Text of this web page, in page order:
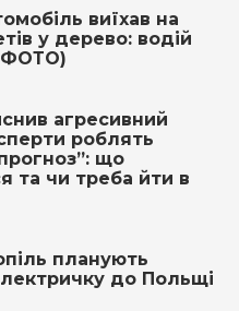
виїхав на
у дерево: водій
агресивний
роблять
що
та чи треба йти в
планують
до Польщі